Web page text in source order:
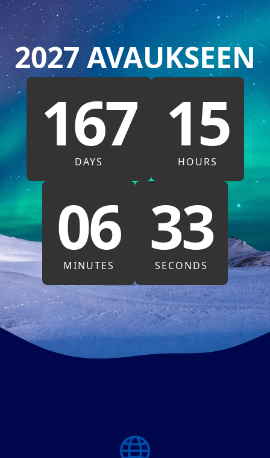
2027 AVAUKSEEN
167
DAYS 15
HOURS
06
MINUTES 32
SECONDS